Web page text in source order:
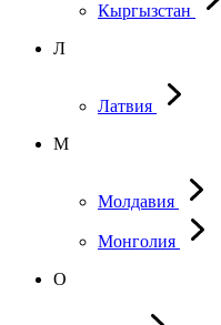
Кыргызстан
Л
Латвия
М
Молдавия
Монголия
О